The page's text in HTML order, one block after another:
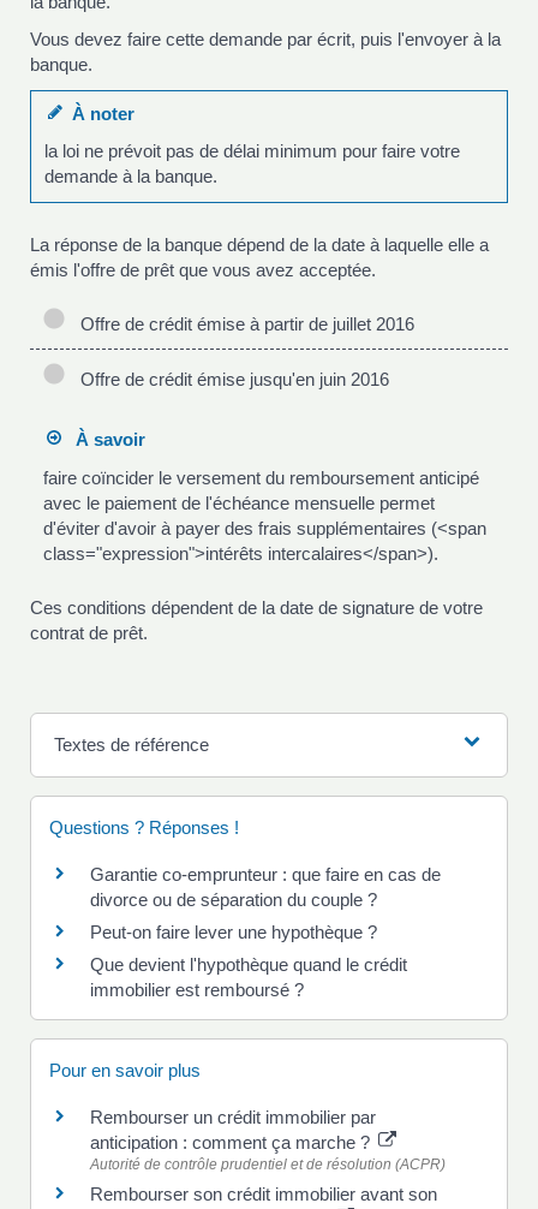
Vous devez faire cette demande par écrit, puis l'envoyer à la
banque.
À noter
la loi ne prévoit pas de délai minimum pour faire votre
demande à la banque.
La réponse de la banque dépend de la date à laquelle elle a
émis l'offre de prêt que vous avez acceptée.
Offre de crédit émise à partir de juillet 2016
Offre de crédit émise jusqu'en juin 2016
À savoir
faire coïncider le versement du remboursement anticipé
avec le paiement de l'échéance mensuelle permet
d'éviter d'avoir à payer des frais supplémentaires (<span
class="expression">intérêts intercalaires</span>).
Ces conditions dépendent de la date de signature de votre
contrat de prêt.
Textes de référence
Questions ? Réponses !
Garantie co-emprunteur : que faire en cas de
divorce ou de séparation du couple ?
Peut-on faire lever une hypothèque ?
Que devient l'hypothèque quand le crédit
immobilier est remboursé ?
Pour en savoir plus
Rembourser un crédit immobilier par
anticipation : comment ça marche ?
Autorité de contrôle prudentiel et de résolution (ACPR)
Rembourser son crédit immobilier avant son